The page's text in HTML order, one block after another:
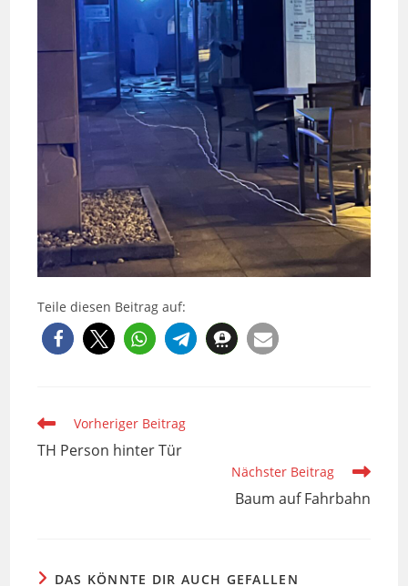
Teile diesen Beitrag auf:
Weitere
ansehen
Vorheriger Beitrag
TH Person hinter Tür
Nächster Beitrag
Baum auf Fahrbahn
DAS KÖNNTE DIR AUCH GEFALLEN